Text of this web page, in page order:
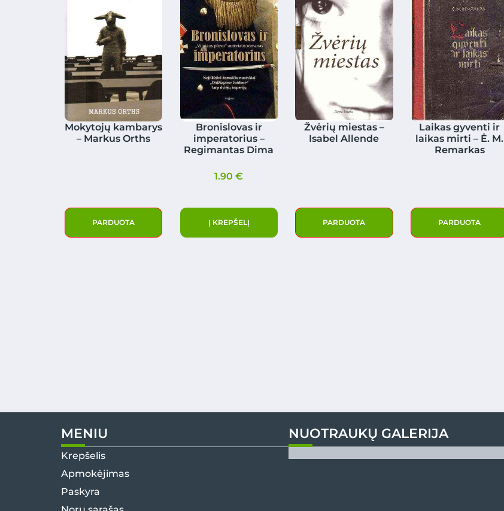
Mokytojų kambarys
– Markus Orths
PARDUOTA
Bronislovas ir
imperatorius –
Regimantas Dima
1.90€
Į KREPŠELĮ
Žvėrių miestas –
Isabel Allende
PARDUOTA
Laikas gyventi ir
laikas mirti – Ė. M.
Remarkas
PARDUOTA
MENIU
Krepšelis
Apmokėjimas
Paskyra
NUOTRAUKŲ GALERIJA